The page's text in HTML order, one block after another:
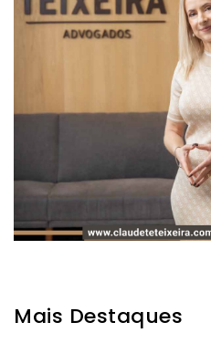
Mais Destaques